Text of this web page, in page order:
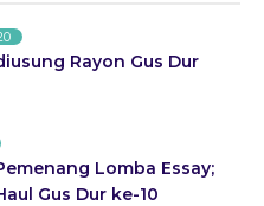
Rayon Gus Dur
Lomba Essay;
Gus Dur ke-10